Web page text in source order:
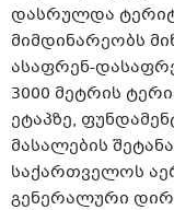
დასრულდა
მიმდინარეობს
ასაფრენ-
3000 მეტრის
ეტაპზე,
მასალების
საქართველოს
გენერალური